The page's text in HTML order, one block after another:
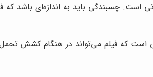
است. چسبندگی باید به اندازه‌ای باشد
که فیلم می‌تواند در هنگام کشش تحمل